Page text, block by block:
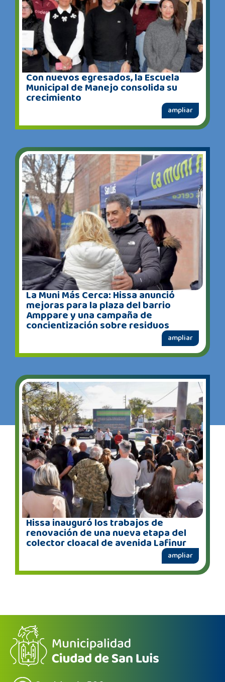
Con nuevos egresados, la Escuela
Municipal de Manejo consolida su
crecimiento
ampliar
La Muni Más Cerca: Hissa anunció
mejoras para la plaza del barrio
Amppare y una campaña de
concientización sobre residuos
ampliar
Hissa inauguró los trabajos de
renovación de una nueva etapa del
colector cloacal de avenida Lafinur
ampliar